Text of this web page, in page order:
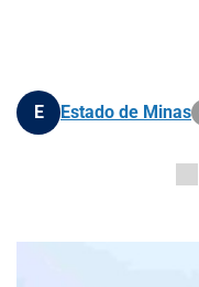
E Estado de Minas